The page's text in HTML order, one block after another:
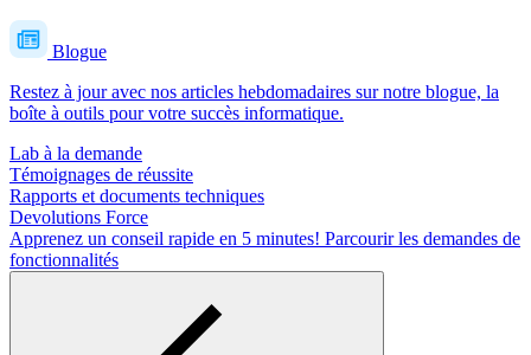
Blogue
Restez à jour avec nos articles hebdomadaires sur notre blogue, la
boîte à outils pour votre succès informatique.
Lab à la demande
Témoignages de réussite
Rapports et documents techniques
Devolutions Force
Apprenez un conseil rapide en 5 minutes! Parcourir les demandes de
fonctionnalités